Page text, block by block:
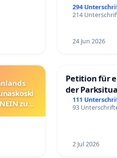
294
214
24 Jun 2026
zum
Petition für
der
Mannheim
111
93
2 Jul 2026